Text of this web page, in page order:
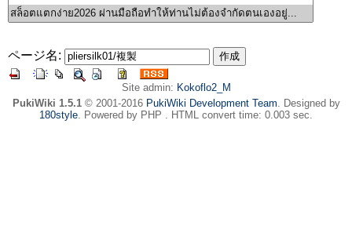
ページ名:
Site admin: Kokoflo2_M
PukiWiki 1.5.1© 2001-2016 PukiWiki Development Team. Designed by
180style. Powered by PHP . HTML convert time: 0.003 sec.